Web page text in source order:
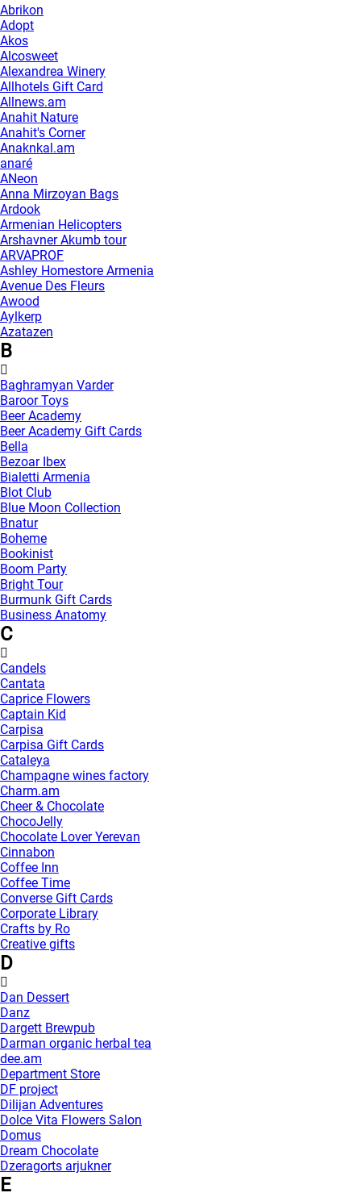
Abrikon
Adopt
Akos
Alcosweet
Alexandrea Winery
Allhotels Gift Card
Allnews.am
Anahit Nature
Anahit's Corner
Anaknkal.am
anaré
ANeon
Anna Mirzoyan Bags
Ardook
Armenian Helicopters
Arshavner Akumb tour
ARVAPROF
Ashley Homestore Armenia
Avenue Des Fleurs
Awood
Aylkerp
Azatazen
B
Baghramyan Varder
Baroor Toys
Beer Academy
Beer Academy Gift Cards
Bella
Bezoar Ibex
Bialetti Armenia
Blot Club
Blue Moon Collection
Bnatur
Boheme
Bookinist
Boom Party
Bright Tour
Burmunk Gift Cards
Business Anatomy
C
Candels
Cantata
Caprice Flowers
Captain Kid
Carpisa
Carpisa Gift Cards
Cataleya
Champagne wines factory
Charm.am
Cheer & Chocolate
ChocoJelly
Chocolate Lover Yerevan
Cinnabon
Coffee Inn
Coffee Time
Converse Gift Cards
Corporate Library
Crafts by Ro
Creative gifts
D
Dan Dessert
Danz
Dargett Brewpub
Darman organic herbal tea
dee.am
Department Store
DF project
Dilijan Adventures
Dolce Vita Flowers Salon
Domus
Dream Chocolate
Dzeragorts arjukner
E